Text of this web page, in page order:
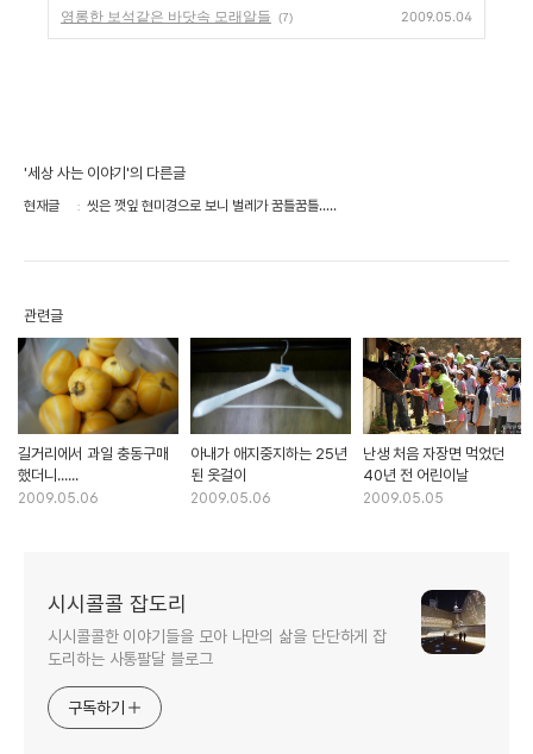
영롱한 보석같은 바닷속 모래알들 (7) 2009.05.04
'세상 사는 이야기'의 다른글
현재글 씻은 깻잎 현미경으로 보니 벌레가 꿈틀꿈틀.....
관련글
길거리에서 과일 충동구매
했더니......
2009.05.06
아내가 애지중지하는 25년
된 옷걸이
2009.05.06
난생 처음 자장면 먹었던
40년 전 어린이날
2009.05.05
시시콜콜 잡도리
시시콜콜한 이야기들을 모아 나만의 삶을 단단하게 잡
도리하는 사통팔달 블로그
구독하기